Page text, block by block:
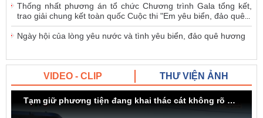
Thống nhất phương án tổ chức Chương trình Gala tổng kết,
trao giải chung kết toàn quốc Cuộc thi "Em yêu biển, đảo quê
Ngày hội của lòng yêu nước và tình yêu biển, đảo quê hương
VIDEO - CLIP THƯ VIỆN ẢNH
Tạm giữ phương tiện đang khai thác cát không rõ nguồn gốc